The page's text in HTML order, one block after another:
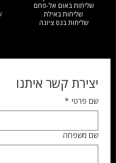
שליחות באום אל-פחם
שליחות באילת
שליחות בנס ציונה
יצירת קשר איתנו
שם פרטי *
שם משפחה